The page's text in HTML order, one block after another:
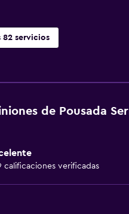
82 servicios
de baño japonesa)
de Pousada
calificaciones verificadas